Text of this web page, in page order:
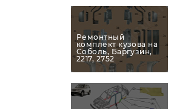
Ремонтный
комплект кузова на
Соболь, Баргузин,
2217, 2752